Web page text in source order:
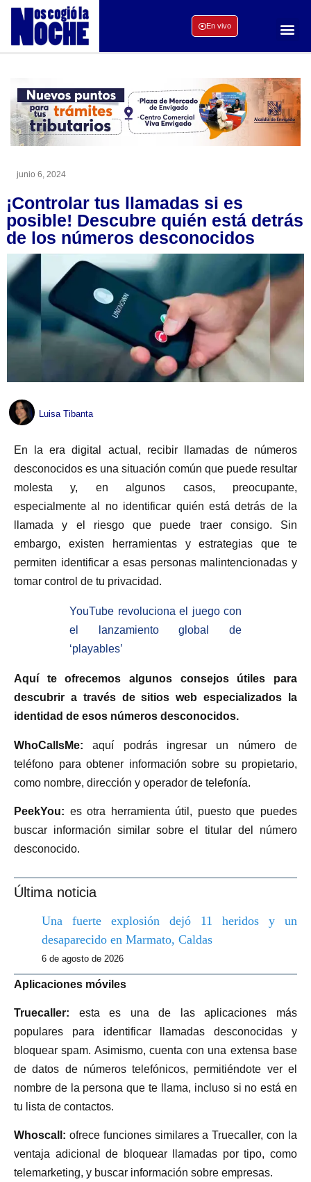
En vivo
junio 6, 2024
¡Controlar tus llamadas si es
posible! Descubre quién está detrás
de los números desconocidos
Luisa Tibanta
En la era digital actual, recibir llamadas de números
desconocidos es una situación común que puede resultar
molesta y, en algunos casos, preocupante,
especialmente al no identificar quién está detrás de la
llamada y el riesgo que puede traer consigo. Sin
embargo, existen herramientas y estrategias que te
permiten identificar a esas personas malintencionadas y
tomar control de tu privacidad.
YouTube revoluciona el juego con
el lanzamiento global de
‘playables’
Aquí te ofrecemos algunos consejos útiles para
descubrir a través de sitios web especializados la
identidad de esos números desconocidos.
WhoCallsMe:aquí podrás ingresar un número de
teléfono para obtener información sobre su propietario,
como nombre, dirección y operador de telefonía.
PeekYou: es otra herramienta útil, puesto que puedes
buscar información similar sobre el titular del número
desconocido.
Última noticia
Una fuerte explosión dejó 11 heridos y un
desaparecido en Marmato, Caldas
6 de agosto de 2026
Aplicaciones móviles
Truecaller: esta es una de las aplicaciones más
populares para identificar llamadas desconocidas y
bloquear spam. Asimismo, cuenta con una extensa base
de datos de números telefónicos, permitiéndote ver el
nombre de la persona que te llama, incluso si no está en
tu lista de contactos.
Whoscall: ofrece funciones similares a Truecaller, con la
ventaja adicional de bloquear llamadas por tipo, como
telemarketing, y buscar información sobre empresas.